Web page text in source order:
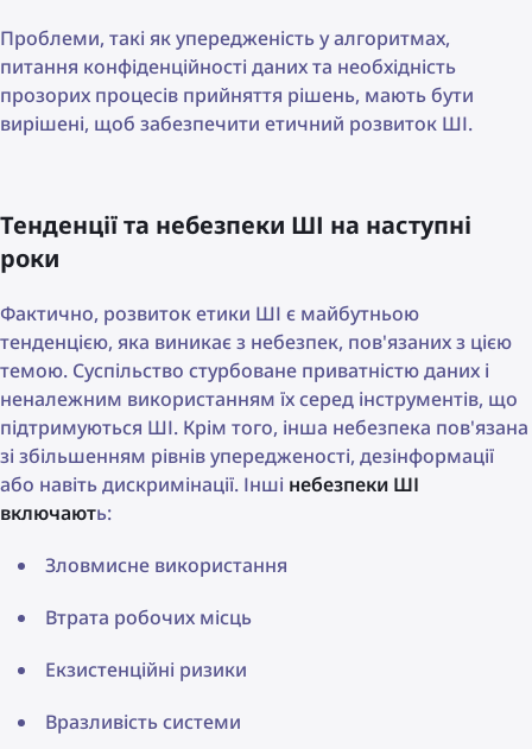
Проблеми, такі як упередженість у алгоритмах,
питання конфіденційності даних та необхідність
прозорих процесів прийняття рішень, мають бути
вирішені, щоб забезпечити етичний розвиток ШІ.
Тенденції та небезпеки ШІ на наступні
роки
Фактично, розвиток етики ШІ є майбутньою
тенденцією, яка виникає з небезпек, пов'язаних з цією
темою. Суспільство стурбоване приватністю даних і
неналежним використанням їх серед інструментів, що
підтримуються ШІ. Крім того, інша небезпека пов'язана
зі збільшенням рівнів упередженості, дезінформації
або навіть дискримінації. Інші небезпеки ШІ
включають:
Зловмисне використання
Втрата робочих місць
Екзистенційні ризики
Вразливість системи